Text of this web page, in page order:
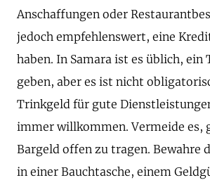
Anschaffungen oder
jedoch empfehlenswert, eine
haben. In Samara ist es üblich, ein
geben, aber es ist nicht
Trinkgeld für gute
immer willkommen. Vermeide es,
Bargeld offen zu tragen. Bewahre
in einer Bauchtasche, einem